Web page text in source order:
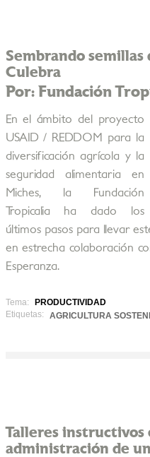
Sembrando semillas
Culebra
Por: Fundación
En el ámbito del proyecto
USAID / REDDOM para la
diversificación agrícola y la
seguridad alimentaria en
Miches, la Fundación
Tropicalia ha dado los
últimos pasos para llevar
en estrecha colaboración
Esperanza.
Tema:
PRODUCTIVIDAD
Etiquetas:
AGRICULTURA
Talleres instructivos
administración de